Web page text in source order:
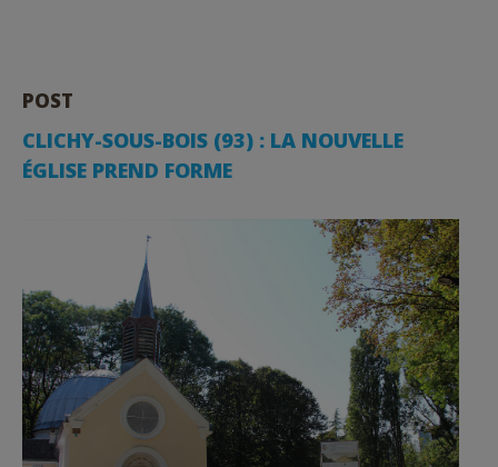
POST
CLICHY-SOUS-BOIS (93) : LA NOUVELLE
ÉGLISE PREND FORME